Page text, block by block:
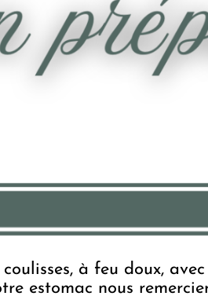
à feu doux,
estomac nous